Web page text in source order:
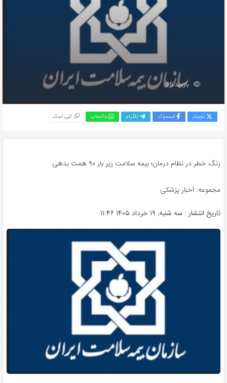
بازدید 56
توییتر فیسبوک تلگرام واتساپ کپی لینک
زنگ خطر در نظام درمان؛ بیمه سلامت زیر بار ۹۰ همت بدهی
مجموعه: اخبار پزشکی
تاریخ انتشار : سه شنبه, ۱۹ خرداد ۱۴۰۵ ۱۱:۴۶